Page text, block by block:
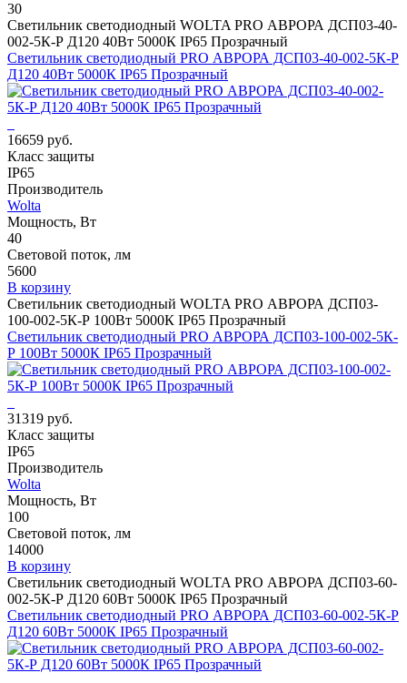
30
Светильник светодиодный WOLTA PRO АВРОРА ДСП03-40-
002-5К-Р Д120 40Вт 5000К IP65 Прозрачный
Светильник светодиодный PRO АВРОРА ДСП03-40-002-5К-Р
Д120 40Вт 5000К IP65 Прозрачный
16659 руб.
Класс защиты
IP65
Производитель
Wolta
Мощность, Вт
40
Световой поток, лм
5600
В корзину
Светильник светодиодный WOLTA PRO АВРОРА ДСП03-
100-002-5К-Р 100Вт 5000К IP65 Прозрачный
Светильник светодиодный PRO АВРОРА ДСП03-100-002-5К-
Р 100Вт 5000К IP65 Прозрачный
31319 руб.
Класс защиты
IP65
Производитель
Wolta
Мощность, Вт
100
Световой поток, лм
14000
В корзину
Светильник светодиодный WOLTA PRO АВРОРА ДСП03-60-
002-5К-Р Д120 60Вт 5000К IP65 Прозрачный
Светильник светодиодный PRO АВРОРА ДСП03-60-002-5К-Р
Д120 60Вт 5000К IP65 Прозрачный